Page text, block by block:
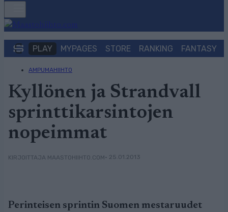
PLAY MYPAGES STORE RANKING FANTASY
AMPUMAHIIHTO
Kyllönen ja Strandvall
sprinttikarsintojen
nopeimmat
KIRJOITTAJA MAASTOHIIHTO.COM• 25.01.2013
Perinteisen sprintin Suomen mestaruudet